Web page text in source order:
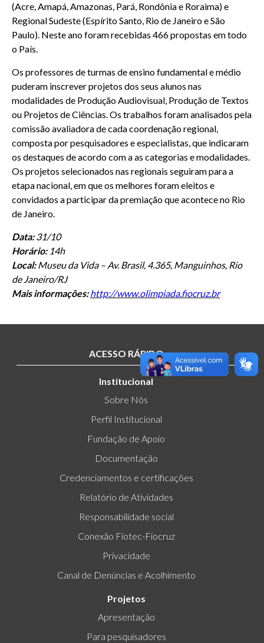
(Acre, Amapá, Amazonas, Pará, Rondônia e Roraima) e
Regional Sudeste (Espírito Santo, Rio de Janeiro e São
Paulo). Neste ano foram recebidas 466 propostas em todo
o País.
Os professores de turmas de ensino fundamental e médio
puderam inscrever projetos dos seus alunos nas
modalidades de Produção Audiovisual, Produção de Textos
ou Projetos de Ciências. Os trabalhos foram analisados pela
comissão avaliadora de cada coordenação regional,
composta por pesquisadores e especialistas, que indicaram
os destaques de acordo com a as categorias e modalidades.
Os projetos selecionados nas regionais seguiram para a
etapa nacional, em que os melhores foram eleitos e
convidados a participar da premiação que acontece no Rio
de Janeiro.
Data:31/10
Horário:14h
Local:Museu da Vida – Av. Brasil, 4.365, Manguinhos, Rio
de Janeiro/RJ
Mais informações: http://www.olimpiada.fiocruz.br
ACESSO RÁPIDO
Institucional
Sobre Nós
Perfil Institucional
Fundação de Apoio
Documentação
Credenciamentos e certificações
Relatório de Atividades
Responsabilidade social
Conexão Fiotec-Fiocruz
Privacidade
Canal de Denúncias e Acolhimento
Projetos
Apresentação
Para pesquisadores